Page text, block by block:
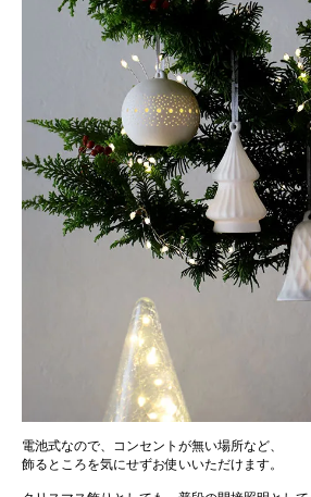
電池式なので、コンセントが無い場所など、
飾るところを気にせずお使いいただけます。